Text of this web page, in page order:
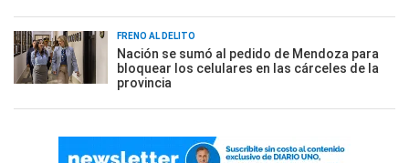
FRENO AL DELITO
Nación se sumó al pedido de Mendoza para
bloquear los celulares en las cárceles de la
provincia